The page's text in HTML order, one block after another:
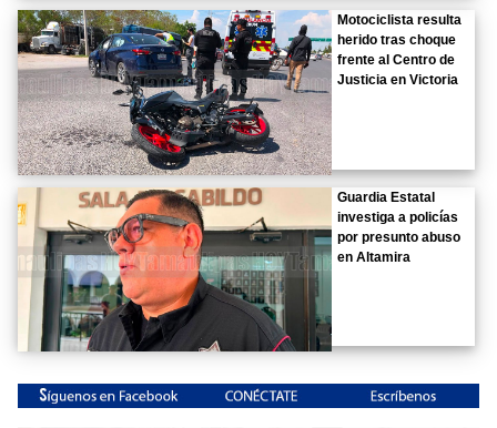
Motociclista resulta
herido tras choque
frente al Centro de
Justicia en Victoria
Guardia Estatal
investiga a policías
por presunto abuso
en Altamira